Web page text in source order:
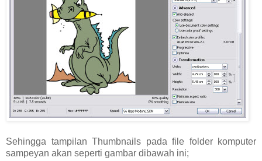
Sehingga tampilan Thumbnails pada file folder komputer
sampeyan akan seperti gambar dibawah ini;